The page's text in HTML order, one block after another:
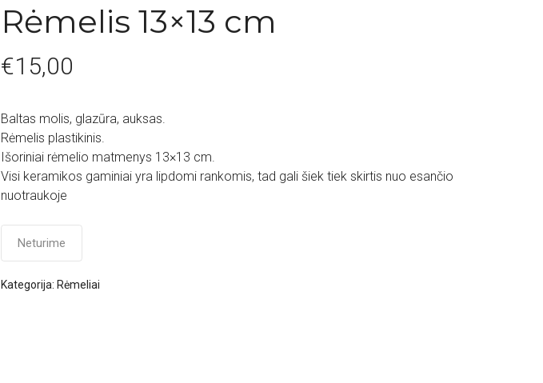
Rėmelis 13×13 cm
€15,00
Baltas molis, glazūra, auksas.
Rėmelis plastikinis.
Išoriniai rėmelio matmenys 13×13 cm.
Visi keramikos gaminiai yra lipdomi rankomis, tad gali šiek tiek skirtis nuo esančio
nuotraukoje
Neturime
Kategorija: Rėmeliai